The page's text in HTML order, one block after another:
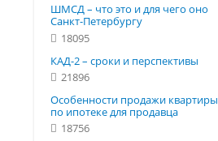
ШМСД – что это и для чего оно
Санкт-Петербургу
18095
КАД-2 – сроки и перспективы
21896
Особенности продажи квартиры
по ипотеке для продавца
18756